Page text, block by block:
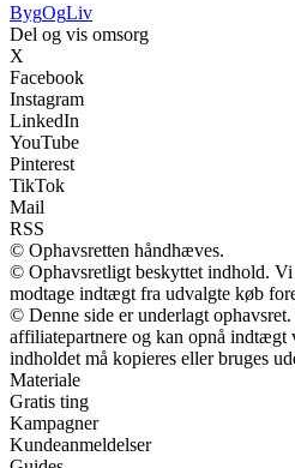
BygOgLiv
Del og vis omsorg
X
Facebook
Instagram
LinkedIn
YouTube
Pinterest
TikTok
Mail
RSS
© Ophavsretten håndhæves.
© Ophavsretligt beskyttet indhold.
modtage indtægt fra udvalgte køb
© Denne side er underlagt
affiliatepartnere og kan opnå
indholdet må kopieres eller bruges
Materiale
Gratis ting
Kampagner
Kundeanmeldelser